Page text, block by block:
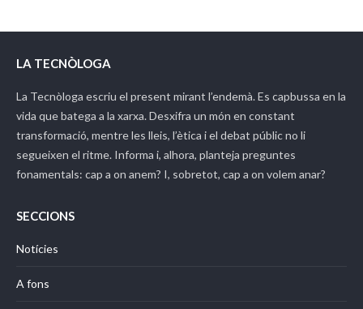
LA TECNÒLOGA
La Tecnòloga escriu el present mirant l’endemà. Es capbussa en la
vida que batega a la xarxa. Desxifra un món en constant
transformació, mentre les lleis, l’ètica i el debat públic no li
segueixen el ritme. Informa i, alhora, planteja preguntes
fonamentals: cap a on anem? I, sobretot, cap a on volem anar?
SECCIONS
Notícies
A fons